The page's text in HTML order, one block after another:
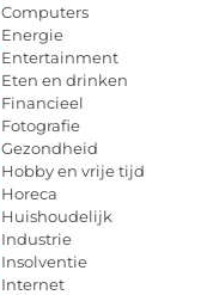
Computers
Energie
Entertainment
Eten en drinken
Financieel
Fotografie
Gezondheid
Hobby en vrije tijd
Horeca
Huishoudelijk
Industrie
Insolventie
Internet